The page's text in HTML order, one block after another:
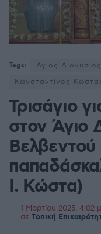
Tags:
Άγιος
Κωνσταντίνος
Τρισάγιο
στον Άγιο
Βελβεντού
Ι. Κώστα)
1 Μαρτίου 2025, 4:02
σε Τοπική